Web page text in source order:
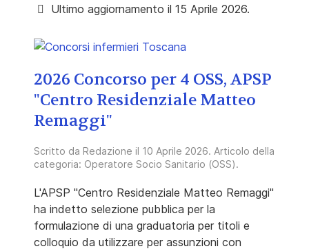
Ultimo aggiornamento il 15 Aprile 2026.
2026 Concorso per 4 OSS, APSP
"Centro Residenziale Matteo
Remaggi"
Scritto da Redazione il 10 Aprile 2026. Articolo della
categoria: Operatore Socio Sanitario (OSS).
L'APSP "Centro Residenziale Matteo Remaggi"
ha indetto selezione pubblica per la
formulazione di una graduatoria per titoli e
colloquio da utilizzare per assunzioni con